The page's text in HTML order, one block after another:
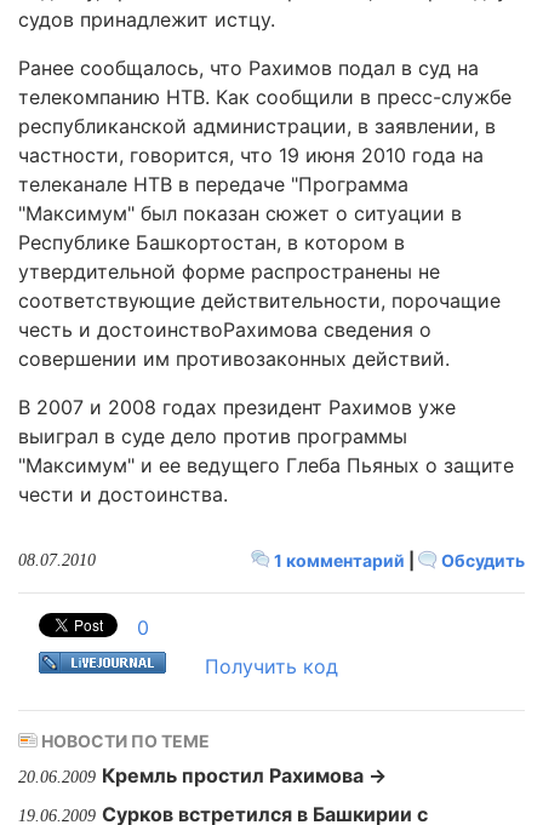
судов принадлежит истцу.
Ранее сообщалось, что Рахимов подал в суд на
телекомпанию НТВ. Как сообщили в пресс-службе
республиканской администрации, в заявлении, в
частности, говорится, что 19 июня 2010 года на
телеканале НТВ в передаче "Программа
"Максимум" был показан сюжет о ситуации в
Республике Башкортостан, в котором в
утвердительной форме распространены не
соответствующие действительности, порочащие
честь и достоинствоРахимова сведения о
совершении им противозаконных действий.
В 2007 и 2008 годах президент Рахимов уже
выиграл в суде дело против программы
"Максимум" и ее ведущего Глеба Пьяных о защите
чести и достоинства.
1 комментарий Обсудить
08.07.2010
0
Получить код
НОВОСТИ ПО ТЕМЕ
20.06.2009 Кремль простил Рахимова →
19.06.2009 Сурков встретился в Башкирии с